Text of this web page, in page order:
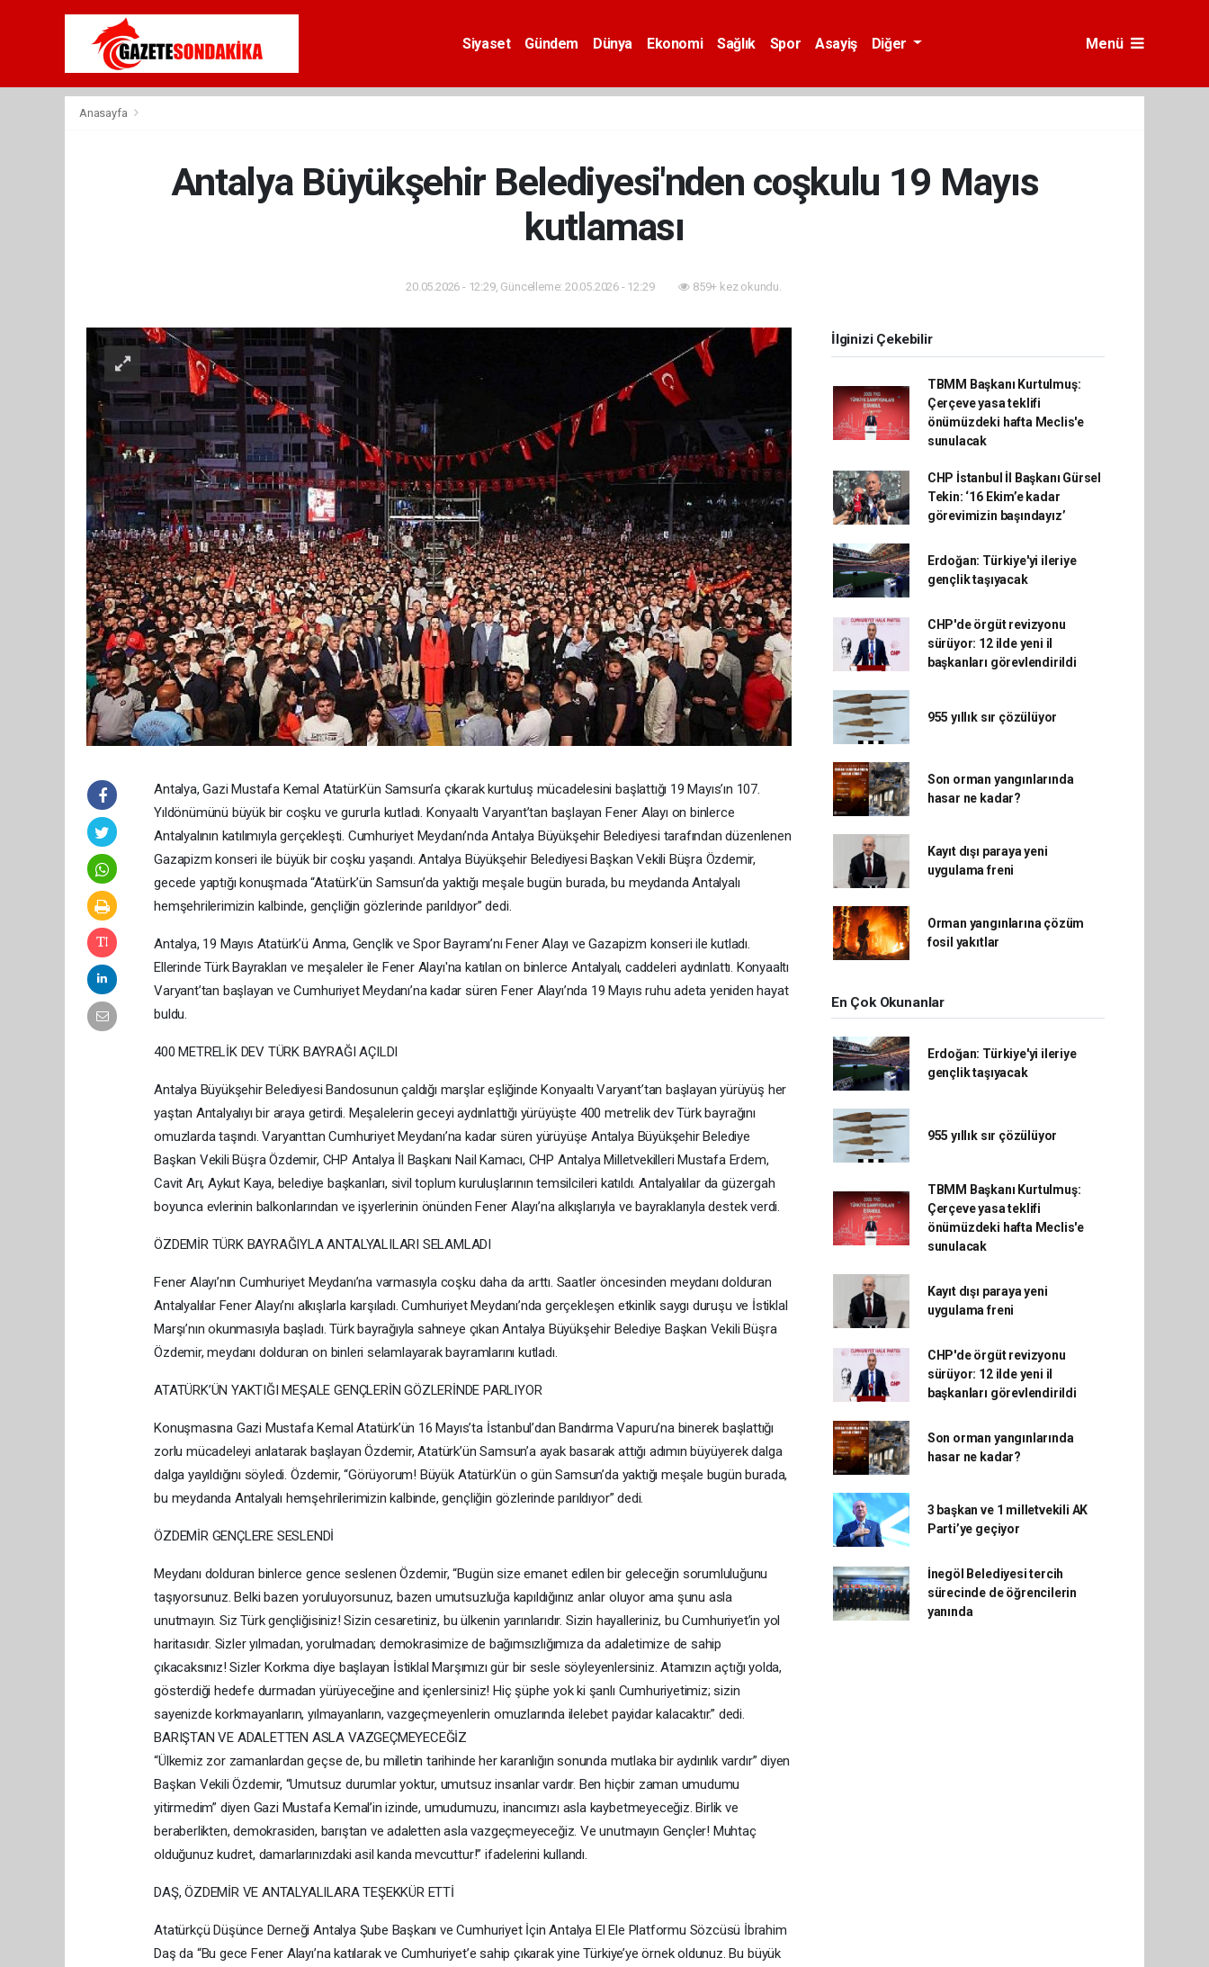
Siyaset Gündem Dünya Ekonomi Sağlık Spor Asayiş Diğer Menü
Anasayfa
Antalya Büyükşehir Belediyesi'nden coşkulu 19 Mayıs
kutlaması
20.05.2026 - 12:29, Güncelleme: 20.05.2026 - 12:29 859+ kez okundu.
Antalya, Gazi Mustafa Kemal Atatürk’ün Samsun’a çıkarak kurtuluş mücadelesini başlattığı 19 Mayıs’ın 107.
Yıldönümünü büyük bir coşku ve gururla kutladı. Konyaaltı Varyant’tan başlayan Fener Alayı on binlerce
Antalyalının katılımıyla gerçekleşti. Cumhuriyet Meydanı’nda Antalya Büyükşehir Belediyesi tarafından düzenlenen
Gazapizm konseri ile büyük bir coşku yaşandı. Antalya Büyükşehir Belediyesi Başkan Vekili Büşra Özdemir,
gecede yaptığı konuşmada “Atatürk’ün Samsun’da yaktığı meşale bugün burada, bu meydanda Antalyalı
hemşehrilerimizin kalbinde, gençliğin gözlerinde parıldıyor” dedi.
Antalya, 19 Mayıs Atatürk’ü Anma, Gençlik ve Spor Bayramı’nı Fener Alayı ve Gazapizm konseri ile kutladı.
Ellerinde Türk Bayrakları ve meşaleler ile Fener Alayı'na katılan on binlerce Antalyalı, caddeleri aydınlattı. Konyaaltı
Varyant’tan başlayan ve Cumhuriyet Meydanı’na kadar süren Fener Alayı’nda 19 Mayıs ruhu adeta yeniden hayat
buldu.
400 METRELİK DEV TÜRK BAYRAĞI AÇILDI
Antalya Büyükşehir Belediyesi Bandosunun çaldığı marşlar eşliğinde Konyaaltı Varyant’tan başlayan yürüyüş her
yaştan Antalyalıyı bir araya getirdi. Meşalelerin geceyi aydınlattığı yürüyüşte 400 metrelik dev Türk bayrağını
omuzlarda taşındı. Varyanttan Cumhuriyet Meydanı’na kadar süren yürüyüşe Antalya Büyükşehir Belediye
Başkan Vekili Büşra Özdemir, CHP Antalya İl Başkanı Nail Kamacı, CHP Antalya Milletvekilleri Mustafa Erdem,
Cavit Arı, Aykut Kaya, belediye başkanları, sivil toplum kuruluşlarının temsilcileri katıldı. Antalyalılar da güzergah
boyunca evlerinin balkonlarından ve işyerlerinin önünden Fener Alayı’na alkışlarıyla ve bayraklarıyla destek verdi.
ÖZDEMİR TÜRK BAYRAĞIYLA ANTALYALILARI SELAMLADI
Fener Alayı’nın Cumhuriyet Meydanı’na varmasıyla coşku daha da arttı. Saatler öncesinden meydanı dolduran
Antalyalılar Fener Alayı’nı alkışlarla karşıladı. Cumhuriyet Meydanı’nda gerçekleşen etkinlik saygı duruşu ve İstiklal
Marşı’nın okunmasıyla başladı. Türk bayrağıyla sahneye çıkan Antalya Büyükşehir Belediye Başkan Vekili Büşra
Özdemir, meydanı dolduran on binleri selamlayarak bayramlarını kutladı.
ATATÜRK’ÜN YAKTIĞI MEŞALE GENÇLERİN GÖZLERİNDE PARLIYOR
Konuşmasına Gazi Mustafa Kemal Atatürk’ün 16 Mayıs’ta İstanbul’dan Bandırma Vapuru’na binerek başlattığı
zorlu mücadeleyi anlatarak başlayan Özdemir, Atatürk’ün Samsun’a ayak basarak attığı adımın büyüyerek dalga
dalga yayıldığını söyledi. Özdemir, “Görüyorum! Büyük Atatürk’ün o gün Samsun’da yaktığı meşale bugün burada,
bu meydanda Antalyalı hemşehrilerimizin kalbinde, gençliğin gözlerinde parıldıyor” dedi.
ÖZDEMİR GENÇLERE SESLENDİ
Meydanı dolduran binlerce gence seslenen Özdemir, “Bugün size emanet edilen bir geleceğin sorumluluğunu
taşıyorsunuz. Belki bazen yoruluyorsunuz, bazen umutsuzluğa kapıldığınız anlar oluyor ama şunu asla
unutmayın. Siz Türk gençliğisiniz! Sizin cesaretiniz, bu ülkenin yarınlarıdır. Sizin hayalleriniz, bu Cumhuriyet’in yol
haritasıdır. Sizler yılmadan, yorulmadan; demokrasimize de bağımsızlığımıza da adaletimize de sahip
çıkacaksınız! Sizler Korkma diye başlayan İstiklal Marşımızı gür bir sesle söyleyenlersiniz. Atamızın açtığı yolda,
gösterdiği hedefe durmadan yürüyeceğine and içenlersiniz! Hiç şüphe yok ki şanlı Cumhuriyetimiz; sizin
sayenizde korkmayanların, yılmayanların, vazgeçmeyenlerin omuzlarında ilelebet payidar kalacaktır.” dedi.
BARIŞTAN VE ADALETTEN ASLA VAZGEÇMEYECEĞİZ
“Ülkemiz zor zamanlardan geçse de, bu milletin tarihinde her karanlığın sonunda mutlaka bir aydınlık vardır” diyen
Başkan Vekili Özdemir, “Umutsuz durumlar yoktur, umutsuz insanlar vardır. Ben hiçbir zaman umudumu
yitirmedim” diyen Gazi Mustafa Kemal’in izinde, umudumuzu, inancımızı asla kaybetmeyeceğiz. Birlik ve
beraberlikten, demokrasiden, barıştan ve adaletten asla vazgeçmeyeceğiz. Ve unutmayın Gençler! Muhtaç
olduğunuz kudret, damarlarınızdaki asil kanda mevcuttur!” ifadelerini kullandı.
DAŞ, ÖZDEMİR VE ANTALYALILARA TEŞEKKÜR ETTİ
Atatürkçü Düşünce Derneği Antalya Şube Başkanı ve Cumhuriyet İçin Antalya El Ele Platformu Sözcüsü İbrahim
Daş da “Bu gece Fener Alayı’na katılarak ve Cumhuriyet’e sahip çıkarak yine Türkiye’ye örnek oldunuz. Bu büyük
İlginizi Çekebilir
TBMM Başkanı Kurtulmuş:
Çerçeve yasa teklifi
önümüzdeki hafta Meclis'e
sunulacak
CHP İstanbul İl Başkanı Gürsel
Tekin: ‘16 Ekim’e kadar
görevimizin başındayız’
Erdoğan: Türkiye'yi ileriye
gençlik taşıyacak
CHP'de örgüt revizyonu
sürüyor: 12 ilde yeni il
başkanları görevlendirildi
955 yıllık sır çözülüyor
Son orman yangınlarında
hasar ne kadar?
Kayıt dışı paraya yeni
uygulama freni
Orman yangınlarına çözüm
fosil yakıtlar
En Çok Okunanlar
Erdoğan: Türkiye'yi ileriye
gençlik taşıyacak
955 yıllık sır çözülüyor
TBMM Başkanı Kurtulmuş:
Çerçeve yasa teklifi
önümüzdeki hafta Meclis'e
sunulacak
Kayıt dışı paraya yeni
uygulama freni
CHP'de örgüt revizyonu
sürüyor: 12 ilde yeni il
başkanları görevlendirildi
Son orman yangınlarında
hasar ne kadar?
3 başkan ve 1 milletvekili AK
Parti’ye geçiyor
İnegöl Belediyesi tercih
sürecinde de öğrencilerin
yanında